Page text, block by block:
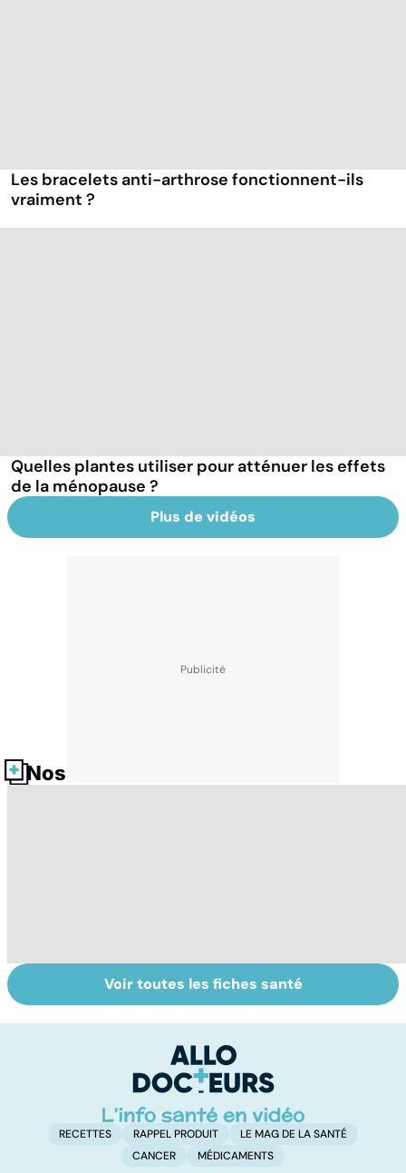
Les bracelets anti-arthrose fonctionnent-ils
vraiment ?
Quelles plantes utiliser pour atténuer les effets
de la ménopause ?
Plus de vidéos
Nos fiches santé
osseuse : des
Troubles de
l'érection :
haute
Voir toutes les fiches santé
RECETTES RAPPEL PRODUIT
LE MAG DE LA SANTÉ
CANCER
MÉDICAMENTS